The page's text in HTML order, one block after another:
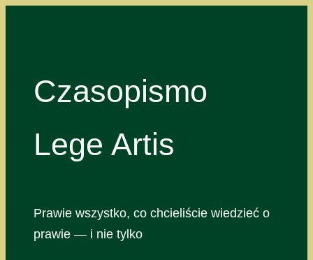
Czasopismo
Lege Artis
Prawie wszystko, co chcieliście wiedzieć o
prawie — i nie tylko